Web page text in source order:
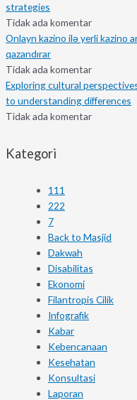
strategies
Tidak ada komentar
Onlayn kazino ilə yerli kazino
qazandırar
Tidak ada komentar
Exploring cultural
to understanding differences
Tidak ada komentar
Kategori
111
222
7
Back to Masjid
Dakwah
Disabilitas
Ekonomi
Filantropis Cilik
Infografik
Kabar
Kebencanaan
Kesehatan
Konsultasi
Laporan